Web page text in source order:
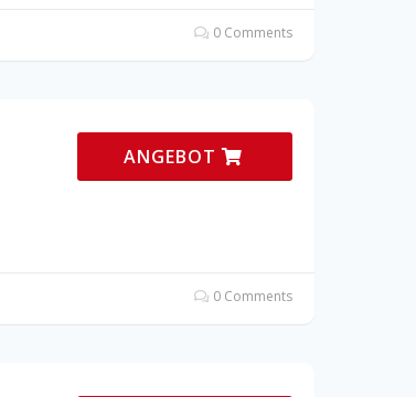
0 Comments
ANGEBOT
0 Comments